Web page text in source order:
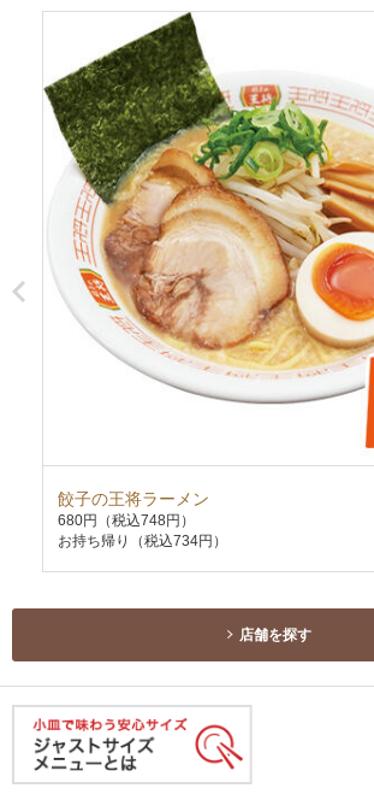
餃子の王将ラーメン
680円
（税込748円）
お持ち帰り（税込734円）
店舗を探す